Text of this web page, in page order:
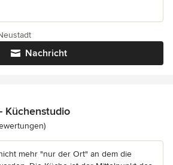
Nachricht
Küchenstudio
5 von 5 Sternen
mehr "nur der Ort" an dem die